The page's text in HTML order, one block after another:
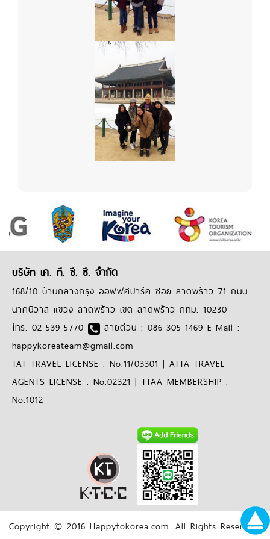
บริษัท เค. ที. ซี. ซี. จำกัด
168/10 บ้านกลางกรุง ออฟฟิศปาร์ค ซอย ลาดพร้าว 71 ถนน
นาคนิวาส แขวง ลาดพร้าว เขต ลาดพร้าว กทม. 10230
โทร. 02-539-5770
สายด่วน : 086-305-1469 E-Mail :
happykoreateam@gmail.com
TAT TRAVEL LICENSE : No.11/03301 | ATTA TRAVEL
AGENTS LICENSE : No.02321 | TTAA MEMBERSHIP :
No.1012
Copyright © 2016 Happytokorea.com. All Rights Reserved.